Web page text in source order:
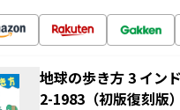
地球の歩き方 3 イン
2-1983（初版復刻版）